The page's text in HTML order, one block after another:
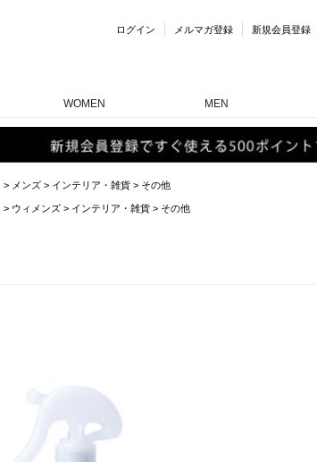
ログイン メルマガ登録 新規会員登録
WOMEN MEN
> メンズ> インテリア・雑貨> その他
> ウィメンズ> インテリア・雑貨> その他